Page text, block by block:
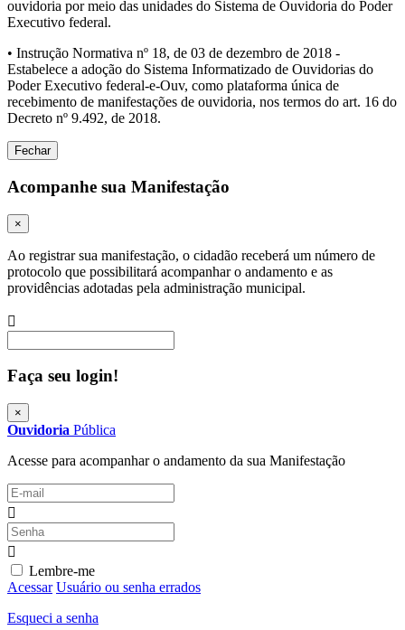
ouvidoria por meio das unidades do Sistema de Ouvidoria do Poder
Executivo federal.
• Instrução Normativa nº 18, de 03 de dezembro de 2018 -
Estabelece a adoção do Sistema Informatizado de Ouvidorias do
Poder Executivo federal-e-Ouv, como plataforma única de
recebimento de manifestações de ouvidoria, nos termos do art. 16 do
Decreto nº 9.492, de 2018.
Fechar
Acompanhe sua Manifestação
×
Ao registrar sua manifestação, o cidadão receberá um número de
protocolo que possibilitará acompanhar o andamento e as
providências adotadas pela administração municipal.
Faça seu login!
×
Ouvidoria Pública
Acesse para acompanhar o andamento da sua Manifestação
Lembre-me
Acessar Usuário ou senha errados
Esqueci a senha